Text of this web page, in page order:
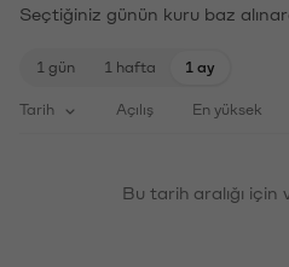
Seçtiğiniz günün kuru baz
1 gün 1 hafta 1 ay
Tarih Açılış En yüksek
Bu tarih aralığı için